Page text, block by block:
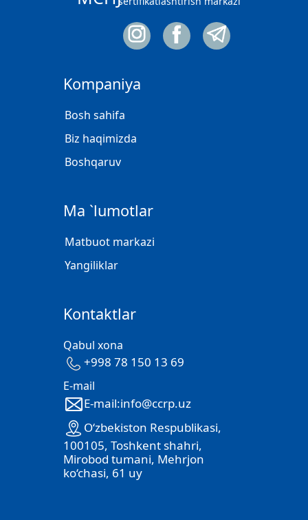
Kompaniya
Bosh sahifa
Biz haqimizda
Boshqaruv
Ma `lumotlar
Matbuot markazi
Yangiliklar
Kontaktlar
Qabul xona
+998 78 150 13 69
E-mail
E-mail:info@ccrp.uz
O‘zbekiston Respublikasi,
100105, Toshkent shahri,
Mirobod tumani, Mehrjon
ko‘chasi, 61 uy